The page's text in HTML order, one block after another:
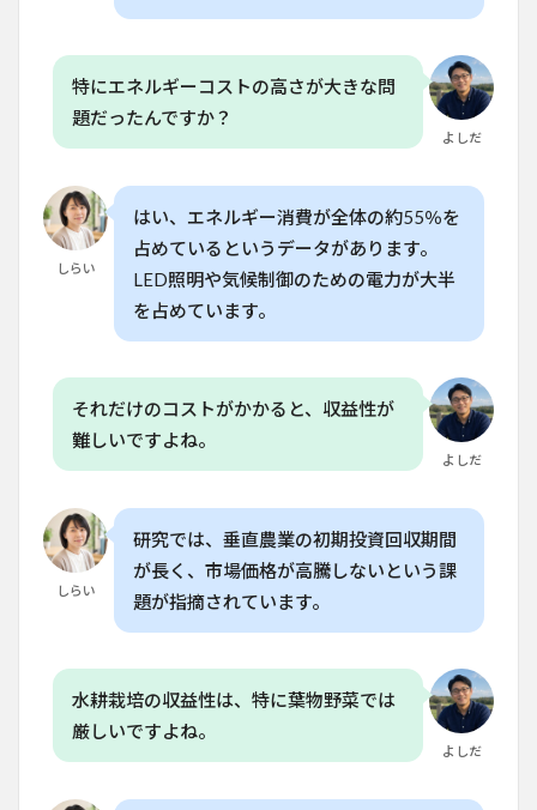
直農
必要
な
ー
プ」
6
よ
（FAQ）
直農
業は
向い
てい
る
か？
直農
業の
エネ
ルギ
どの
よしだ
特にエネルギーコストの高さが大きな問
題だったんですか？
しらい
はい、エネルギー消費が全体の約55％を
占めているというデータがあります。
LED照明や気候制御のための電力が大半
を占めています。
よしだ
それだけのコストがかかると、収益性が
難しいですよね。
しらい
研究では、垂直農業の初期投資回収期間
が長く、市場価格が高騰しないという課
題が指摘されています。
よしだ
水耕栽培の収益性は、特に葉物野菜では
厳しいですよね。